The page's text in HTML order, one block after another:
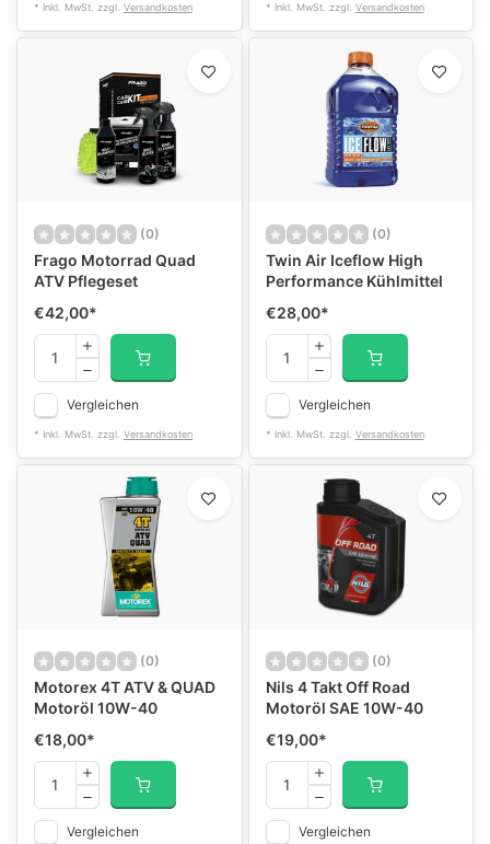
* Inkl. MwSt. zzgl. Versandkosten * Inkl. MwSt. zzgl. Versandkosten
(0)
Frago Motorrad Quad
ATV Pflegeset
€42,00*
Vergleichen
* Inkl. MwSt. zzgl. Versandkosten
(0)
Twin Air Iceflow High
Performance Kühlmittel
€28,00*
Vergleichen
* Inkl. MwSt. zzgl. Versandkosten
(0)
Motorex 4T ATV & QUAD
Motoröl 10W-40
€18,00*
Vergleichen
(0)
Nils 4 Takt Off Road
Motoröl SAE 10W-40
€19,00*
Vergleichen